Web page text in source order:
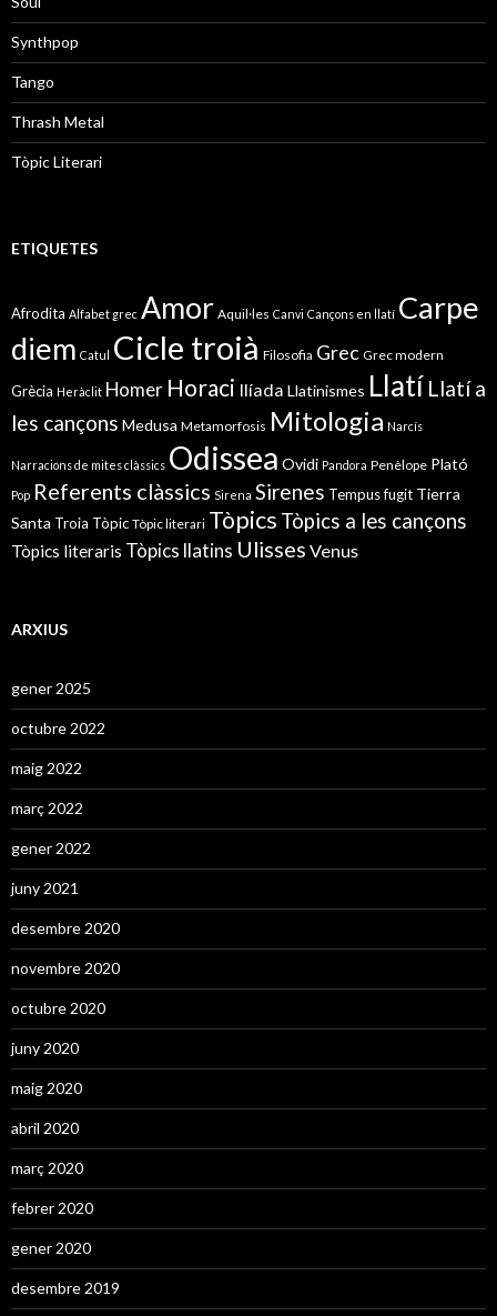
Synthpop
Tango
Thrash Metal
Tòpic Literari
ETIQUETES
Afrodita Alfabet grec Amor Aquil·les Canvi Cançons en llatí Carpe
diem Catul Cicle troià Filosofia Grec Grec modern
Grècia Heràclit Homer Horaci Ilíada Llatinismes Llatí Llatí a
les cançons Medusa Metamorfosis Mitologia Narcís
Narracions de mites clàssics Odissea Ovidi Pandora Penèlope Plató
Pop Referents clàssics Sirena Sirenes Tempus fugit Tierra
Santa Troia Tòpic Tòpic literari Tòpics Tòpics a les cançons
Tòpics literaris Tòpics llatins Ulisses Venus
ARXIUS
gener 2025
octubre 2022
maig 2022
març 2022
gener 2022
juny 2021
desembre 2020
novembre 2020
octubre 2020
juny 2020
maig 2020
abril 2020
març 2020
febrer 2020
gener 2020
desembre 2019